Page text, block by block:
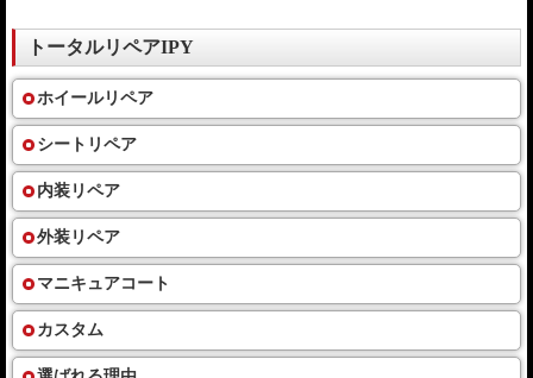
トータルリペアIPY
ホイールリペア
シートリペア
内装リペア
外装リペア
マニキュアコート
カスタム